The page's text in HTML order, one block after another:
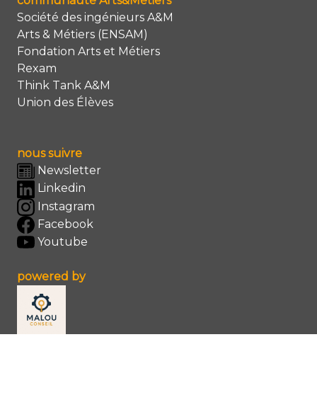
Société des ingénieurs A&M
Arts & Métiers (ENSAM)
Fondation Arts et Métiers
Rexam
Think Tank A&M
Union des Élèves
nous suivre
Newsletter
Linkedin
Instagram
Facebook
Youtube
powered by